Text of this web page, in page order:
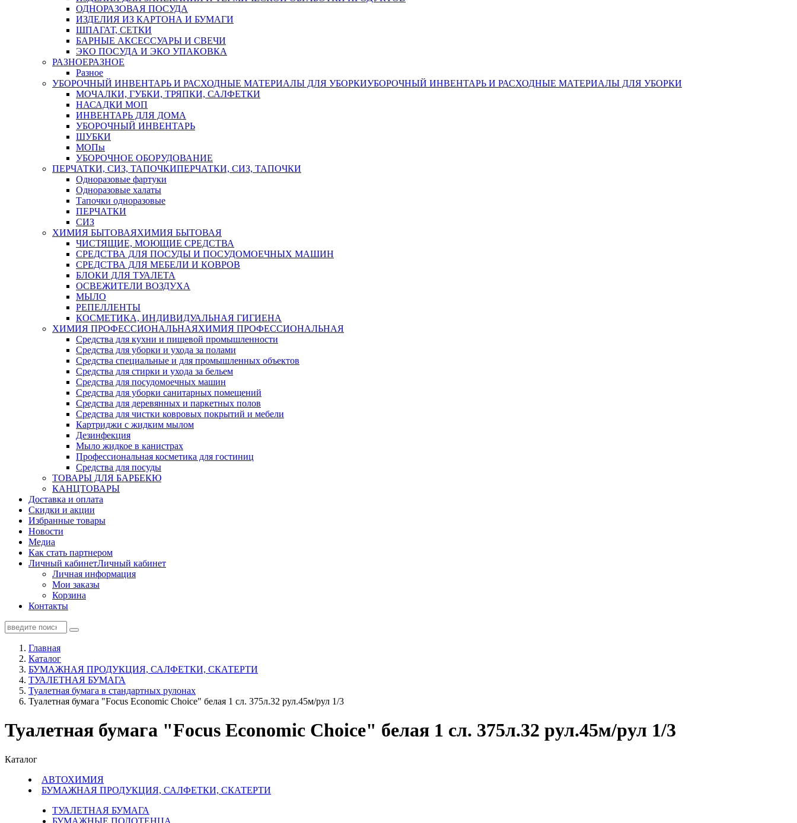
ОДНОРАЗОВАЯ ПОСУДА
ИЗДЕЛИЯ ИЗ КАРТОНА И БУМАГИ
ШПАГАТ, СЕТКИ
БАРНЫЕ АКСЕССУАРЫ И СВЕЧИ
ЭКО ПОСУДА И ЭКО УПАКОВКА
РАЗНОЕРАЗНОЕ
Разное
УБОРОЧНЫЙ ИНВЕНТАРЬ И РАСХОДНЫЕ МАТЕРИАЛЫ ДЛЯ УБОРКИУБОРОЧНЫЙ ИНВЕНТАРЬ И РАСХОДНЫЕ МАТЕРИАЛЫ ДЛЯ УБОРКИ
МОЧАЛКИ, ГУБКИ, ТРЯПКИ, САЛФЕТКИ
НАСАДКИ МОП
ИНВЕНТАРЬ ДЛЯ ДОМА
УБОРОЧНЫЙ ИНВЕНТАРЬ
ШУБКИ
МОПы
УБОРОЧНОЕ ОБОРУДОВАНИЕ
ПЕРЧАТКИ, СИЗ, ТАПОЧКИПЕРЧАТКИ, СИЗ, ТАПОЧКИ
Одноразовые фартуки
Одноразовые халаты
Тапочки одноразовые
ПЕРЧАТКИ
СИЗ
ХИМИЯ БЫТОВАЯХИМИЯ БЫТОВАЯ
ЧИСТЯЩИЕ, МОЮЩИЕ СРЕДСТВА
СРЕДСТВА ДЛЯ ПОСУДЫ И ПОСУДОМОЕЧНЫХ МАШИН
СРЕДСТВА ДЛЯ МЕБЕЛИ И КОВРОВ
БЛОКИ ДЛЯ ТУАЛЕТА
ОСВЕЖИТЕЛИ ВОЗДУХА
МЫЛО
РЕПЕЛЛЕНТЫ
КОСМЕТИКА, ИНДИВИДУАЛЬНАЯ ГИГИЕНА
ХИМИЯ ПРОФЕССИОНАЛЬНАЯХИМИЯ ПРОФЕССИОНАЛЬНАЯ
Средства для кухни и пищевой промышленности
Средства для уборки и ухода за полами
Средства специальные и для промышленных объектов
Средства для стирки и ухода за бельем
Средства для посудомоечных машин
Средства для уборки санитарных помещений
Средства для деревянных и паркетных полов
Средства для чистки ковровых покрытий и мебели
Картриджи с жидким мылом
Дезинфекция
Мыло жидкое в канистрах
Профессиональная косметика для гостиниц
Средства для посуды
ТОВАРЫ ДЛЯ БАРБЕКЮ
КАНЦТОВАРЫ
Доставка и оплата
Скидки и акции
Избранные товары
Новости
Медиа
Как стать партнером
Личный кабинетЛичный кабинет
Личная информация
Мои заказы
Корзина
Контакты
Главная
Каталог
БУМАЖНАЯ ПРОДУКЦИЯ, САЛФЕТКИ, СКАТЕРТИ
ТУАЛЕТНАЯ БУМАГА
Туалетная бумага в стандартных рулонах
Туалетная бумага "Focus Economic Choice" белая 1 сл. 375л.32 рул.45м/рул 1/3
Туалетная бумага "Focus Economic Choice" белая 1 сл. 375л.32 рул.45м/рул 1/3
Каталог
АВТОХИМИЯ
БУМАЖНАЯ ПРОДУКЦИЯ, САЛФЕТКИ, СКАТЕРТИ
ТУАЛЕТНАЯ БУМАГА
БУМАЖНЫЕ ПОЛОТЕНЦА